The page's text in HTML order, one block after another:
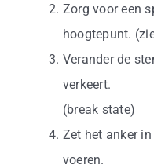
Zorg voor een
hoogtepunt.
Verander de
verkeert.
(break state)
Zet het anker
voeren.